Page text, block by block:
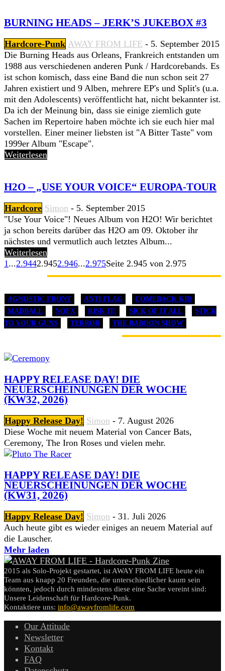
BURNING HEADS – JERK’S JUKEBOX #3
Hardcore-Punk AWAY FROM LIFE - 5. September 2015
Die Burning Heads aus Orleans, Frankreich entstanden um
1988 aus verschiedenen anderen Punk / Hardcorebands. Es
ist schon komisch, dass eine Band die nun schon seit 27
Jahren existiert und 9 Alben, mehrere EP's und Split's (u.a.
mit den Adolescents) veröffentlicht hat, nicht bekannter ist.
Da ich der Meinung bin, dass sie einige ziemlich gute
Sachen im Repertoire haben möchte ich sie euch hier mal
vorstellen. Einer meiner liebsten ist "A Bitter Taste" vom
1999er Album "Escape".
Weiterlesen
H2O – „USE YOUR VOICE“ EUROPA-TOUR
Hardcore Simon - 5. September 2015
"Use Your Voice"! Neues Album von H2O! Wir berichtet
ja schon bereits darüber das H2O am 09. Oktober ihr
nächstes und vermutlich auch letztes Album...
Weiterlesen
1...2.9442.9452.946...2.975Seite 2.945 von 2.975
AGNOSTIC FRONT ANTI FLAG
COMEBACK KID
MADBALL
NOFX RISK IT! SICK OF IT ALL
STICK
TO YOUR GUNS
TERROR THE BABOON SHOW
HAPPY RELEASE DAY! DIE
NEUERSCHEINUNGEN DER WOCHE
(KW32, 2026)
Happy Release Day! Simon - 7. August 2026
Diese Woche mit neuem Material von Cancer Bats,
Ceremony, The Iron Roses und vielen mehr.
HAPPY RELEASE DAY! DIE
NEUERSCHEINUNGEN DER WOCHE
(KW31, 2026)
Happy Release Day! Simon - 31. Juli 2026
Auch heute gibt es wieder einiges an neuem Material auf
die Lauscher.
Mehr laden
2015 als Solo-Projekt gestartet, ist AWAY FROM LIFE heute ein
Team aus knapp 20 Freunden, die unterschiedlicher kaum sein
könnten, jedoch durch mindestens diese eine Sache vereint sind:
Unsere Leidenschaft für Hardcore-Punk.
Kontaktiere uns: info@awayfromlife.com
Our Attitude
Newsletter
Kontakt
FAQ